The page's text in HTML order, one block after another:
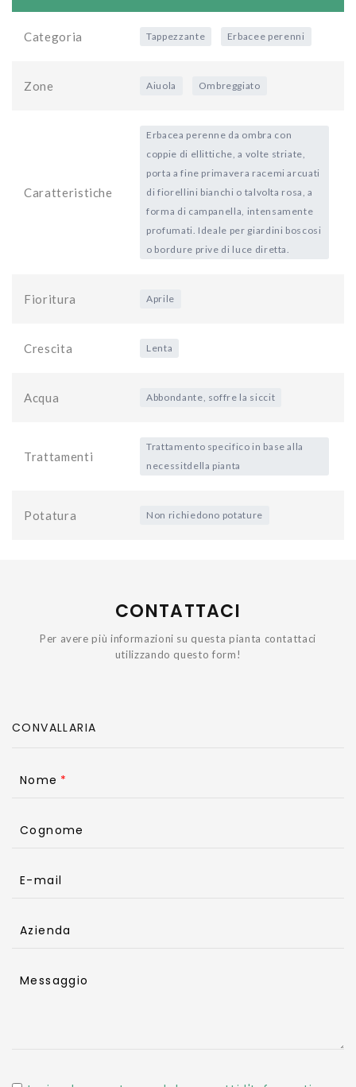
Categoria Tappezzante Erbacee perenni
Zone Aiuola Ombreggiato
Caratteristiche
Erbacea perenne da ombra con
coppie di ellittiche, a volte striate,
porta a fine primavera racemi arcuati
di fiorellini bianchi o talvolta rosa, a
forma di campanella, intensamente
profumati. Ideale per giardini boscosi
o bordure prive di luce diretta.
Fioritura Aprile
Crescita Lenta
Acqua Abbondante, soffre la siccit
Trattamenti
Trattamento specifico in base alla
necessitdella pianta
Potatura Non richiedono potature
CONTATTACI
Per avere più informazioni su questa pianta contattaci
utilizzando questo form!
Nome
Cognome
E-mail
Azienda
Messaggio